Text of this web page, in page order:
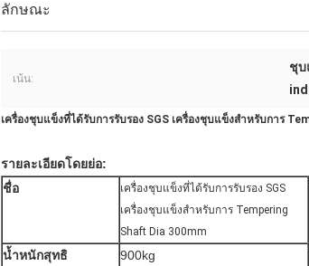
ลักษณะ
เน้น:
ชุบ
เครื่องชุบแข็งที่ได้รับการรับรอง SGS เครื่องชุบแข็งสำหรับการ
รายละเอียดโดยย่อ:
ชื่อ
เครื่องชุบแข็งที่ได้รับการรับรอง SGS
เครื่องชุบแข็งสำหรับการ Tempering
Shaft Dia 300mm
น้ำหนักสุทธิ 900kg